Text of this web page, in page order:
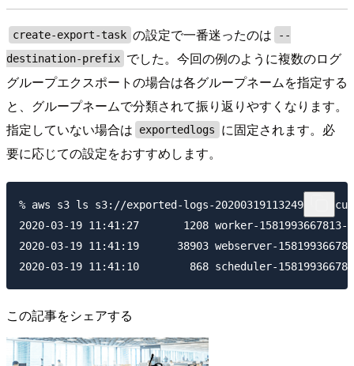
create-export-task の設定で一番迷ったのは
--
destination-prefix でした。今回の例のように複数のログ
グループエクスポートの場合は各グループネームを指定する
と、グループネームで分類されて振り返りやすくなります。
指定していない場合は
exportedlogs
に固定されます。必
要に応じての設定をおすすめします。
% aws s3 ls s3://exported-logs-20200319113249 --
2020-03-19 11:41:27       1208 worker-1581993667813-
2020-03-19 11:41:19      38903 webserver-
この記事をシェアする